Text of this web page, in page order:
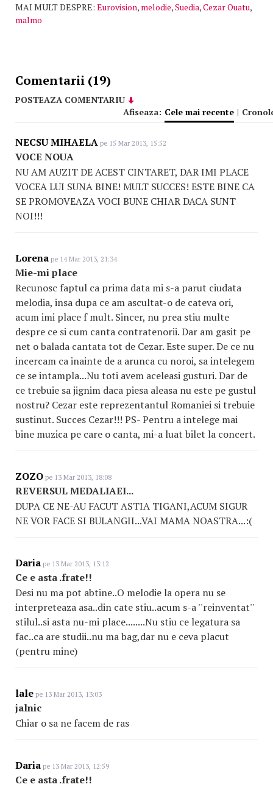
MAI MULT DESPRE: Eurovision, melodie,Suedia,Cezar Ouatu,
malmo
Comentarii (19)
POSTEAZA COMENTARIU
Afiseaza: Cele mai recente |
NECSU MIHAELA pe 15 Mar 2013, 15:52
VOCE NOUA
NU AM AUZIT DE ACEST CINTARET, DAR IMI PLACE
VOCEA LUI SUNA BINE! MULT SUCCES! ESTE BINE CA
SE PROMOVEAZA VOCI BUNE CHIAR DACA SUNT
NOI!!!
Lorena pe 14 Mar 2013, 21:34
Mie-mi place
Recunosc faptul ca prima data mi s-a parut ciudata
melodia, insa dupa ce am ascultat-o de cateva ori,
acum imi place f mult. Sincer, nu prea stiu multe
despre ce si cum canta contratenorii. Dar am gasit pe
net o balada cantata tot de Cezar. Este super. De ce nu
incercam ca inainte de a arunca cu noroi, sa intelegem
ce se intampla...Nu toti avem aceleasi gusturi. Dar de
ce trebuie sa jignim daca piesa aleasa nu este pe gustul
nostru? Cezar este reprezentantul Romaniei si trebuie
sustinut. Succes Cezar!!! PS- Pentru a intelege mai
bine muzica pe care o canta, mi-a luat bilet la concert.
ZOZO pe 13 Mar 2013, 18:08
REVERSUL MEDALIAEI...
DUPA CE NE-AU FACUT ASTIA TIGANI,ACUM SIGUR
NE VOR FACE SI BULANGII...VAI MAMA NOASTRA...:(
Daria pe 13 Mar 2013, 13:12
Ce e asta .frate!!
Desi nu ma pot abtine..O melodie la opera nu se
interpreteaza asa..din cate stiu..acum s-a ''reinventat''
stilul..si asta nu-mi place........Nu stiu ce legatura sa
fac..ca are studii..nu ma bag,dar nu e ceva placut
(pentru mine)
lale pe 13 Mar 2013, 13:03
jalnic
Chiar o sa ne facem de ras
Daria pe 13 Mar 2013, 12:59
Ce e asta .frate!!